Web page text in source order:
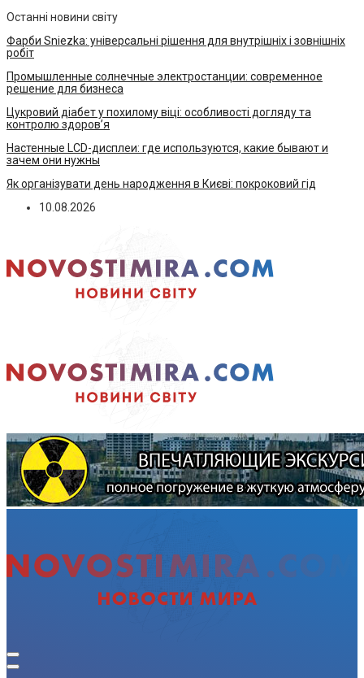
Останні новини світу
Фарби Sniezka: універсальні рішення для внутрішніх і зовнішніх
робіт
Промышленные солнечные электростанции: современное
решение для бизнеса
Цукровий діабет у похилому віці: особливості догляду та
контролю здоров’я
Настенные LCD-дисплеи: где используются, какие бывают и
зачем они нужны
Як організувати день народження в Києві: покроковий гід
10.08.2026